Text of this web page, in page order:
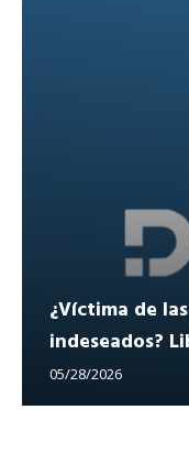
¿Víctima de
indeseados?
05/28/2026